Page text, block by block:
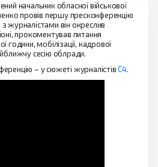
начальник обласної військової
провів першу пресконференцію
з журналістами він окреслив
прокоментував питання
години, мобілізації, кадрової
сесію облради.
– у сюжеті журналістівС4.